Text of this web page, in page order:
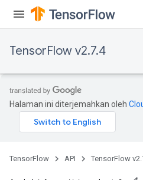
TensorFlow v2.7.4
Halaman ini diterjemahkan oleh
TensorFlow API TensorFlow